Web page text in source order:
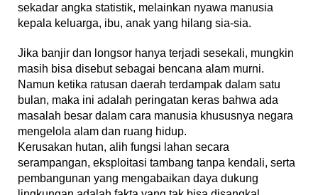
sekadar angka statistik, melainkan nyawa manusia
kepala keluarga, ibu, anak yang hilang sia-sia.
Jika banjir dan longsor hanya terjadi sesekali, mungkin
masih bisa disebut sebagai bencana alam murni.
Namun ketika ratusan daerah terdampak dalam satu
bulan, maka ini adalah peringatan keras bahwa ada
masalah besar dalam cara manusia khususnya negara
mengelola alam dan ruang hidup.
Kerusakan hutan, alih fungsi lahan secara
serampangan, eksploitasi tambang tanpa kendali, serta
pembangunan yang mengabaikan daya dukung